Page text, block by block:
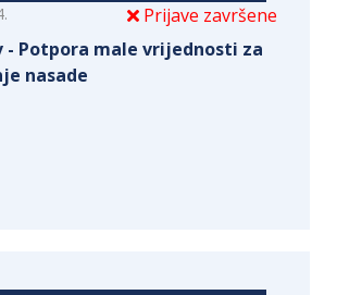
Prijave završene
- Potpora male vrijednosti za
nasade